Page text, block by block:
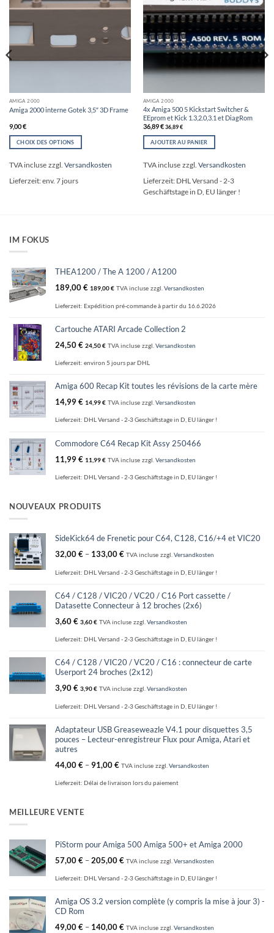
AMIGA 2000
Amiga 2000 interne Gotek 3,5″ 3D Frame
9,00€
CHOIX DES OPTIONS
produit
plusieurs
être
la
page
du
produit
TVA incluse zzgl. Versandkosten
Lieferzeit:env. 7 jours
AMIGA 2000
4x Amiga 500 5 Kickstart Switcher &
EEprom et Kick 1.3,2.0,3.1 et DiagRom
36,89€ 36,89€
AJOUTER AU PANIER
TVA incluse zzgl. Versandkosten
Lieferzeit: DHL Versand - 2-3
Geschäftstage in D, EU länger !
IM FOKUS
THEA1200 / The A 1200 / A1200
189,00€ 189,00€ TVA incluse zzgl. Versandkosten
Lieferzeit: Expédition pré-commande à partir du 16.6.2026
Cartouche ATARI Arcade Collection 2
24,50€ 24,50€ TVA incluse zzgl. Versandkosten
Lieferzeit: environ 5 jours par DHL
Amiga 600 Recap Kit toutes les révisions de la carte mère
14,99€ 14,99€ TVA incluse zzgl. Versandkosten
Lieferzeit: DHL Versand - 2-3 Geschäftstage in D, EU länger !
Commodore C64 Recap Kit Assy 250466
11,99€ 11,99€ TVA incluse zzgl. Versandkosten
Lieferzeit: DHL Versand - 2-3 Geschäftstage in D, EU länger !
NOUVEAUX PRODUITS
SideKick64 de Frenetic pour C64, C128, C16/+4 et VIC20
32,00€ – 133,00€ TVA incluse zzgl.Versandkosten
Lieferzeit: DHL Versand - 2-3 Geschäftstage in D, EU länger !
C64 / C128 / VIC20 / VC20 / C16 Port cassette /
Datasette Connecteur à 12 broches (2x6)
3,60€ 3,60€ TVA incluse zzgl. Versandkosten
Lieferzeit: DHL Versand - 2-3 Geschäftstage in D, EU länger !
C64 / C128 / VIC20 / VC20 / C16 : connecteur de carte
Userport 24 broches (2x12)
3,90€ 3,90€ TVA incluse zzgl. Versandkosten
Lieferzeit: DHL Versand - 2-3 Geschäftstage in D, EU länger !
Adaptateur USB Greaseweazle V4.1 pour disquettes 3,5
pouces – Lecteur-enregistreur Flux pour Amiga, Atari et
autres
44,00€ –91,00€ TVA incluse zzgl. Versandkosten
Lieferzeit: Délai de livraison lors du paiement
MEILLEURE VENTE
PiStorm pour Amiga 500 Amiga 500+ et Amiga 2000
57,00€ –205,00€ TVA incluse zzgl. Versandkosten
Lieferzeit: DHL Versand - 2-3 Geschäftstage in D, EU länger !
Amiga OS 3.2 version complète (y compris la mise à jour 3) -
CD Rom
49,00€ – 140,00€ TVA incluse zzgl. Versandkosten